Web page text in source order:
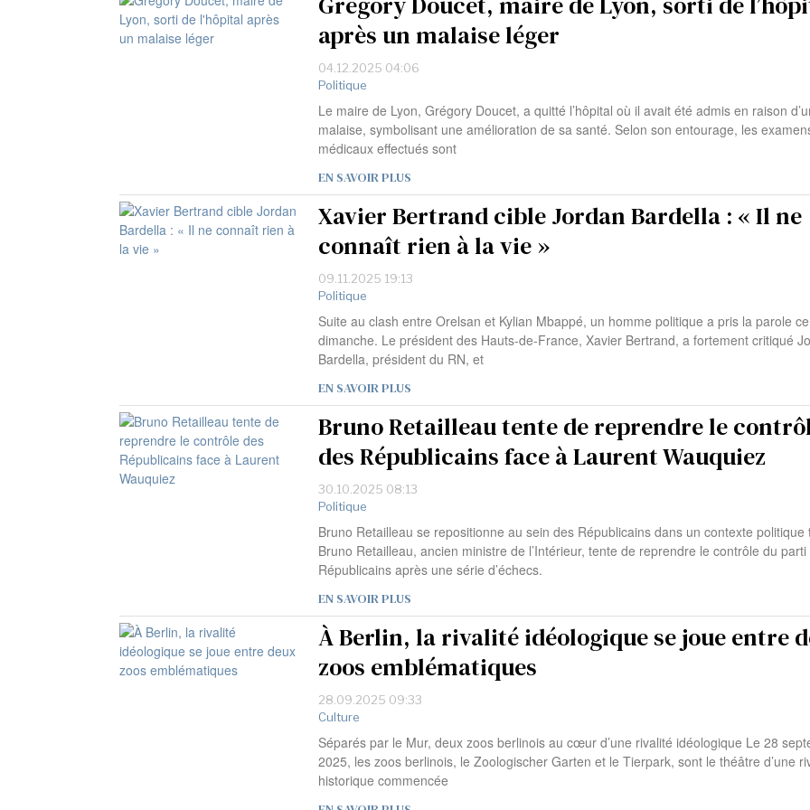
après un malaise léger
04.12.2025 04:06
Politique
Le maire de Lyon, Grégory Doucet, a quitté l’hôpital où il avait été admis en raison
malaise, symbolisant une amélioration de sa santé. Selon son entourage, les
médicaux effectués sont
EN SAVOIR PLUS
Xavier Bertrand cible Jordan Bardella : « Il ne
connaît rien à la vie »
09.11.2025 19:13
Politique
Suite au clash entre Orelsan et Kylian Mbappé, un homme politique a pris la parole ce
dimanche. Le président des Hauts-de-France, Xavier Bertrand, a fortement critiqué
Bardella, président du RN, et
EN SAVOIR PLUS
Bruno Retailleau tente de reprendre le
des Républicains face à Laurent Wauquiez
30.10.2025 08:13
Politique
Bruno Retailleau se repositionne au sein des Républicains dans un contexte politique
Bruno Retailleau, ancien ministre de l’Intérieur, tente de reprendre le contrôle du parti
Républicains après une série d’échecs.
EN SAVOIR PLUS
À Berlin, la rivalité idéologique se joue entre
zoos emblématiques
28.09.2025 09:33
Culture
Séparés par le Mur, deux zoos berlinois au cœur d’une rivalité idéologique Le 28
2025, les zoos berlinois, le Zoologischer Garten et le Tierpark, sont le théâtre d’une
historique commencée